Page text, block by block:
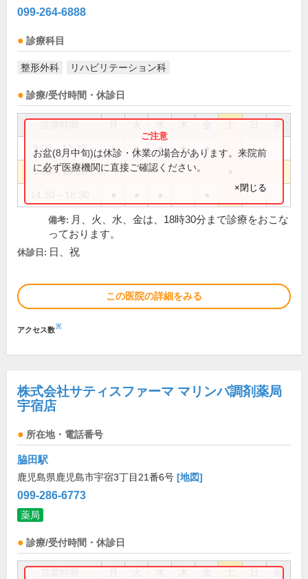
099-264-6888
診療科目
整形外科 リハビリテーション科
診療/受付時間・休診日
祝
9:00～12:30 ● ● ● ● ●
9:00～13:30
お盆(8月中旬)は休診・休業の場合があります。来院前
に必ず医療機関に直接ご確認ください。
×閉じる
備考: 月、火、水、金は、18時30分まで診療をおこな
っております。
休診日: 日、祝
この医院の詳細をみる
アクセス数※
株式会社サティスファーマ マリンバ調剤薬局
宇宿店
所在地・電話番号
脇田駅
鹿児島県鹿児島市宇宿3丁目21番6号 [地図]
099-286-6773
薬局
診療/受付時間・休診日
祝